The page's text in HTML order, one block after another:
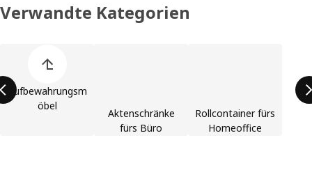
Verwandte Kategorien
Aufbewahrungsm
öbel
Aktenschränke
fürs Büro
Rollcontainer fürs
Homeoffice